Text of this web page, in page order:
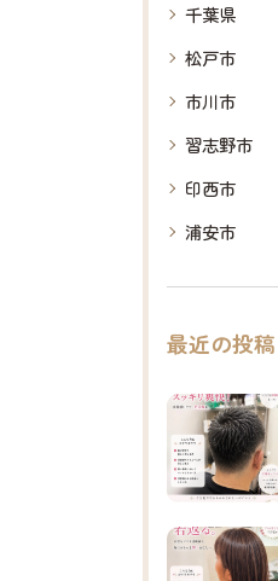
千葉県
松戸市
市川市
習志野市
印西市
浦安市
最近の投稿